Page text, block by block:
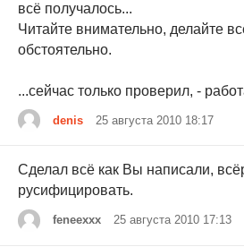
всё получалось...
Читайте внимательно, делайте
обстоятельно.
...сейчас только проверил, -
denis 25 августа 2010 18:17
Сделал всё как Вы написали,
русифицировать.
feneexxx 25 августа 2010 17:13